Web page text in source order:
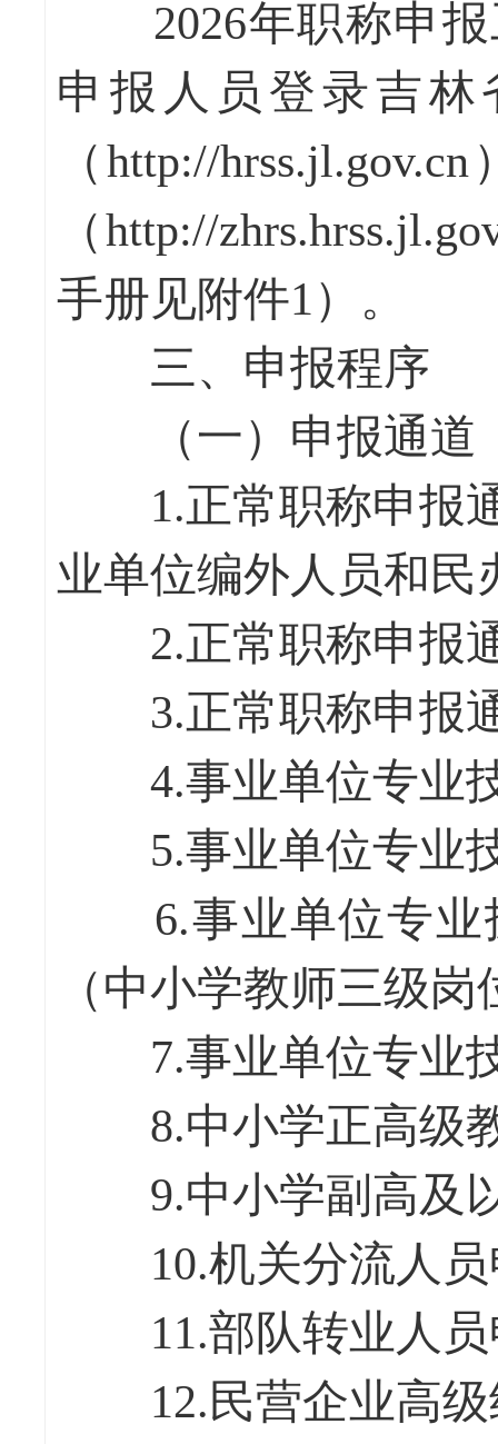
2026年职称申报
申报人员登录吉
（http://
（http://
手册见附件1）。
三、申报程序
（一）申报通道
1.正常职称申报通
业单位编外人员和民
2.正常职称申报通
3.正常职称申报通
4.事业单位专业技
5.事业单位专业技
6.事业单位专业
（中小学教师三级
7.事业单位专业技
8.中小学正高级
9.中小学副高及
10.机关分流人员
11.部队转业人员
12.民营企业高级